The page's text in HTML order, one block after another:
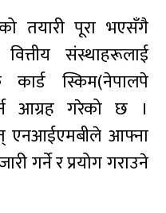
तयारी पूरा भएसँगै
संस्थाहरूलाई
स्किम(नेपालपे
आग्रह गरेको छ ।
एनआईएमबीले आफ्ना
गर्ने र प्रयोग गराउने